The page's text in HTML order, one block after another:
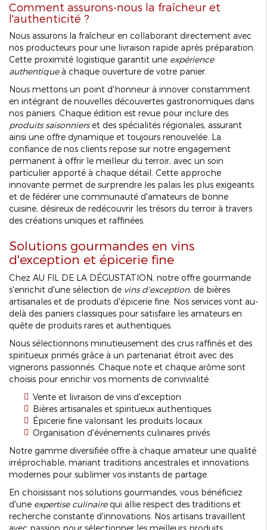
Comment assurons-nous la fraîcheur et
l'authenticité ?
Nous assurons la fraîcheur en collaborant directement avec
nos producteurs pour une livraison rapide après préparation.
Cette proximité logistique garantit une expérience
authentiqueà chaque ouverture de votre panier.
Nous mettons un point d'honneur à innover constamment
en intégrant de nouvelles découvertes gastronomiques dans
nos paniers. Chaque édition est revue pour inclure des
produits saisonnierset des spécialités régionales, assurant
ainsi une offre dynamique et toujours renouvelée. La
confiance de nos clients repose sur notre engagement
permanent à offrir le meilleur du terroir, avec un soin
particulier apporté à chaque détail. Cette approche
innovante permet de surprendre les palais les plus exigeants
et de fédérer une communauté d'amateurs de bonne
cuisine, désireux de redécouvrir les trésors du terroir à travers
des créations uniques et raffinées.
Solutions gourmandes en vins
d'exception et épicerie fine
Chez AU FIL DE LA DÉGUSTATION, notre offre gourmande
s'enrichit d'une sélection de vins d'exception, de bières
artisanales et de produits d'épicerie fine. Nos services vont au-
delà des paniers classiques pour satisfaire les amateurs en
quête de produits rares et authentiques.
Nous sélectionnons minutieusement des crus raffinés et des
spiritueux primés grâce à un partenariat étroit avec des
vignerons passionnés. Chaque note et chaque arôme sont
choisis pour enrichir vos moments de convivialité.
Vente et livraison de vins d'exception
Bières artisanales et spiritueux authentiques
Épicerie fine valorisant les produits locaux
Organisation d'événements culinaires privés
Notre gamme diversifiée offre à chaque amateur une qualité
irréprochable, mariant traditions ancestrales et innovations
modernes pour sublimer vos instants de partage.
En choisissant nos solutions gourmandes, vous bénéficiez
d'une expertise culinairequi allie respect des traditions et
recherche constante d'innovations. Nos artisans travaillent